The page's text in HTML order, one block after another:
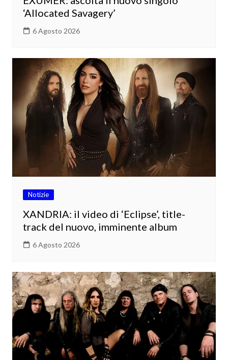
‘Allocated Savagery’
6 Agosto 2026
Notizie
XANDRIA: il video di ‘Eclipse’, title-
track del nuovo, imminente album
6 Agosto 2026